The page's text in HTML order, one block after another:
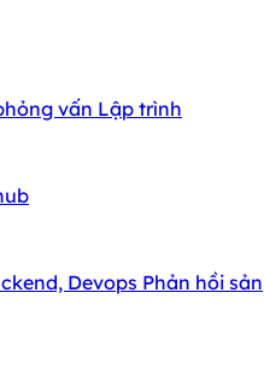
vấn Lập trình
Devops Phản hồi sản